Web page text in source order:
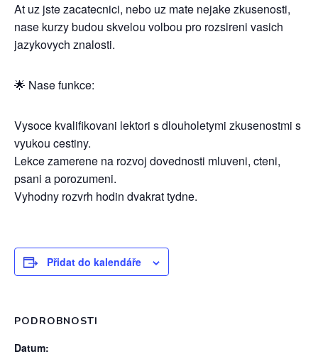
At uz jste zacatecnici, nebo uz mate nejake zkusenosti,
nase kurzy budou skvelou volbou pro rozsireni vasich
jazykovych znalosti.
🌟 Nase funkce:
Vysoce kvalifikovani lektori s dlouholetymi zkusenostmi s
vyukou cestiny.
Lekce zamerene na rozvoj dovednosti mluveni, cteni,
psani a porozumeni.
Vyhodny rozvrh hodin dvakrat tydne.
Přidat do kalendáře
PODROBNOSTI
Datum: